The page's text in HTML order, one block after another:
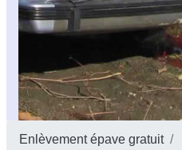
Enlèvement épave gratuit